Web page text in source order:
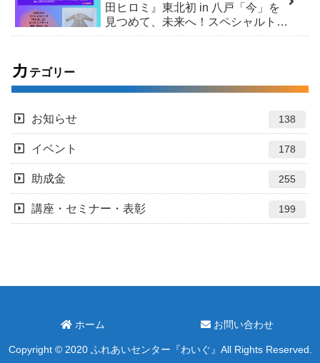
田ヒロミ』東北初 in 八戸「今」を
見つめて、未来へ！スペシャルトー
カ テゴリー
お知らせ 138
イベント 178
助成金 255
講座・セミナー・表彰 199
ホーム お問い合わせ
Copyright © 2020 ふれあいセンター『わいぐ』All Rights Reserved.